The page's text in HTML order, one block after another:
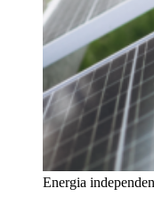
Energia